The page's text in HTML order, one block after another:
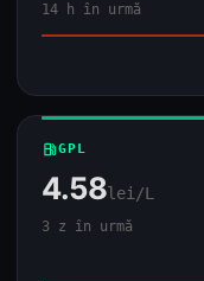
14 h în urmă
local_gas_stationGPL
4.58lei/L
3 z în urmă